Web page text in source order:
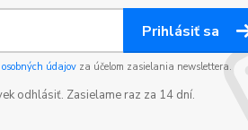
Prihlásiť sa
údajovza účelom zasielania newslettera.
odhlásiť. Zasielame raz za 14 dní.